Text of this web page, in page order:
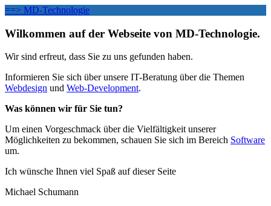
==> MD-Technologie
Wilkommen auf der Webseite von MD-Technologie.
Wir sind erfreut, dass Sie zu uns gefunden haben.
Informieren Sie sich über unsere IT-Beratung über die Themen
Webdesign und Web-Development.
Was können wir für Sie tun?
Um einen Vorgeschmack über die Vielfältigkeit unserer
Möglichkeiten zu bekommen, schauen Sie sich im Bereich Software
um.
Ich wünsche Ihnen viel Spaß auf dieser Seite
Michael Schumann